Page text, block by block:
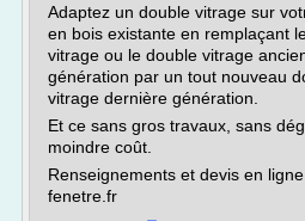
Adaptez un double vitrage sur
en bois existante en remplaçant
vitrage ou le double vitrage
génération par un tout nouveau
vitrage dernière génération.
Et ce sans gros travaux, sans
moindre coût.
Renseignements et devis en
fenetre.fr